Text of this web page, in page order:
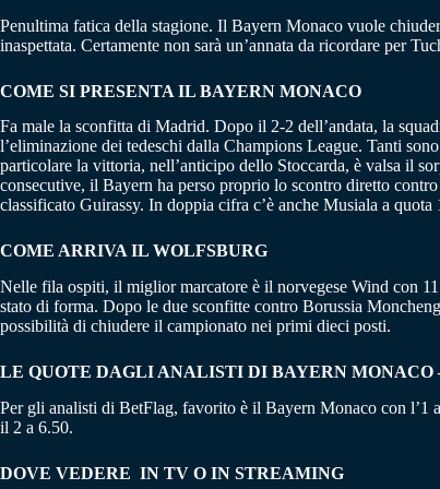
Penultima fatica della stagione. Il Bayern Monaco vuole
inaspettata. Certamente non sarà un’annata da ricordare per
COME SI PRESENTA IL BAYERN MONACO
Fa male la sconfitta di Madrid. Dopo il 2-2 dell’andata, la
l’eliminazione dei tedeschi dalla Champions League. Tanti
particolare la vittoria, nell’anticipo dello Stoccarda, è valsa il
consecutive, il Bayern ha perso proprio lo scontro diretto
classificato Guirassy. In doppia cifra c’è anche Musiala a quota
COME ARRIVA IL WOLFSBURG
Nelle fila ospiti, il miglior marcatore è il norvegese Wind con
stato di forma. Dopo le due sconfitte contro Borussia
possibilità di chiudere il campionato nei primi dieci posti.
LE QUOTE DAGLI ANALISTI DI BAYERN MONACO
Per gli analisti di BetFlag, favorito è il Bayern Monaco con l’1
il 2 a 6.50.
DOVE VEDERE IN TV O IN STREAMING